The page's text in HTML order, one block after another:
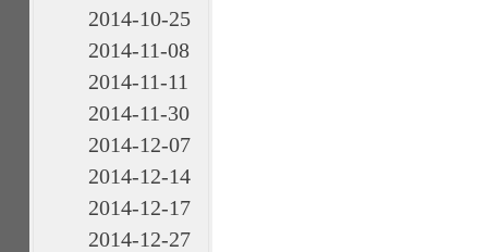
2014-10-25
2014-11-08
2014-11-11
2014-11-30
2014-12-07
2014-12-14
2014-12-17
2014-12-27